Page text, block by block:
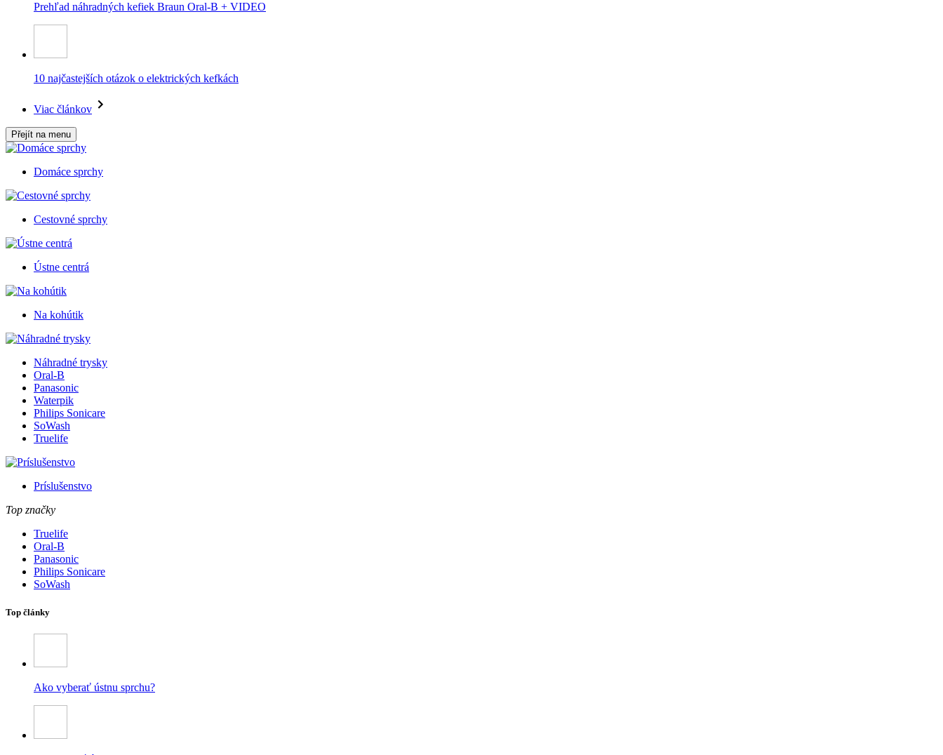
Prehľad náhradných kefiek Braun Oral-B + VIDEO
10 najčastejších otázok o elektrických kefkách
Viac článkov
Přejít na menu
Domáce sprchy
Cestovné sprchy
Ústne centrá
Na kohútik
Náhradné trysky
Oral-B
Panasonic
Waterpik
Philips Sonicare
SoWash
Truelife
Príslušenstvo
Top značky
Truelife
Oral-B
Panasonic
Philips Sonicare
SoWash
Top články
Ako vyberať ústnu sprchu?